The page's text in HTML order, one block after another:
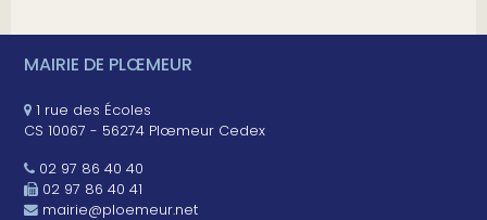
MAIRIE DE PLŒMEUR
1 rue des Écoles
CS 10067 - 56274 Plœmeur Cedex
02 97 86 40 40
02 97 86 40 41
mairie@ploemeur.net